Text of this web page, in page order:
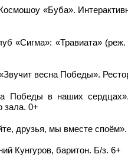
«Буба».
«Сигма»: «Травиата»
весна Победы».
Победы в наших
зала. 0+
друзья, мы вместе
Кунгуров, баритон. Б/з. 6+